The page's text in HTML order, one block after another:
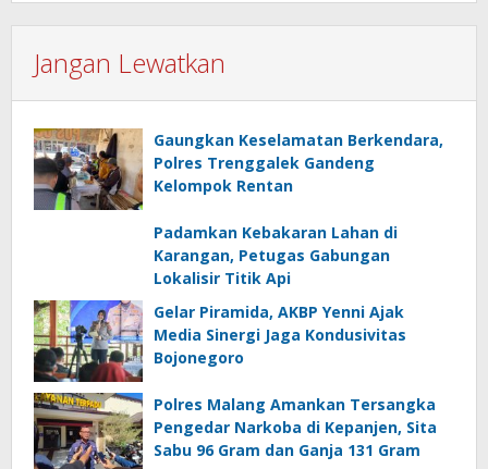
Jangan Lewatkan
Gaungkan Keselamatan Berkendara,
Polres Trenggalek Gandeng
Kelompok Rentan
Padamkan Kebakaran Lahan di
Karangan, Petugas Gabungan
Lokalisir Titik Api
Gelar Piramida, AKBP Yenni Ajak
Media Sinergi Jaga Kondusivitas
Bojonegoro
Polres Malang Amankan Tersangka
Pengedar Narkoba di Kepanjen, Sita
Sabu 96 Gram dan Ganja 131 Gram